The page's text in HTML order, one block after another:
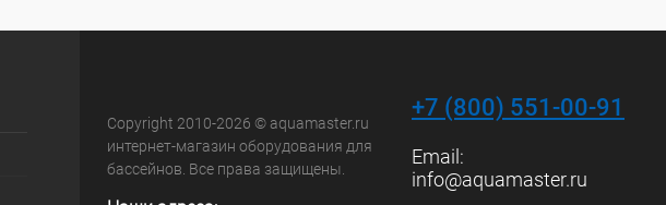
Copyright 2010-2026 © aquamaster.ru
интернет-магазин оборудования для
бассейнов. Все права защищены.
+7 (800) 551-00-91
Email:
info@aquamaster.ru